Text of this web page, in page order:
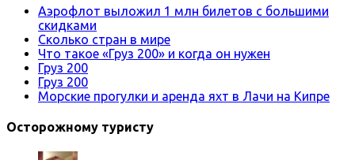
Аэрофлот выложил 1 млн билетов с большими
скидками
Сколько стран в мире
Что такое «Груз 200» и когда он нужен
Груз 200
Груз 200
Морские прогулки и аренда яхт в Лачи на Кипре
Осторожному туристу